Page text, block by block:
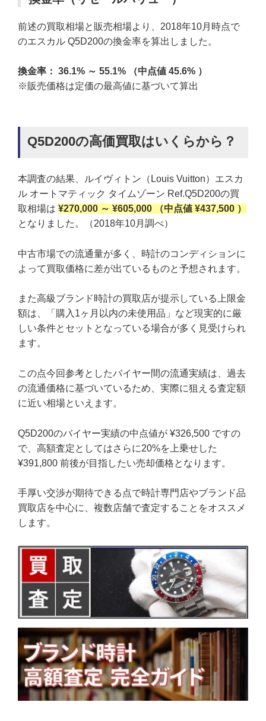
前述の買取相場と販売相場より、2018年10月時点で
のエスカル Q5D200の換金率を算出しました。
換金率： 36.1% ～ 55.1% （中点値 45.6% ）
※販売価格は定価の最高値に基づいて算出
Q5D200の高価買取はいくらから？
本調査の結果、ルイヴィトン（Louis Vuitton）エスカ
ル オートマティック タイムゾーン Ref.Q5D200の買
取相場は ¥270,000 ～ ¥605,000 （中点値 ¥437,500 ）
となりました。（2018年10月調べ）
中古市場での流通量が多く、時計のコンディションに
よって買取価格に差が出ているものと予想されます。
また高級ブランド時計の買取店が提示している上限金
額は、「購入1ヶ月以内の未使用品」など現実的に厳
しい条件とセットとなっている場合が多く見受けられ
ます。
この点今回参考としたバイヤー間の流通実績は、過去
の流通価格に基づいているため、実際に狙える査定額
に近い相場といえます。
Q5D200のバイヤー実績の中点値が ¥326,500 ですの
で、高額査定としてはさらに20%を上乗せした
¥391,800 前後が目指したい売却価格となります。
手厚い交渉が期待できる点で時計専門店やブランド品
買取店を中心に、複数店舗で査定することをオススメ
します。